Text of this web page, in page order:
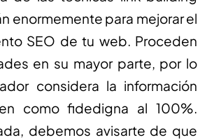
enormemente para mejorar el
SEO de tu web. Proceden
en su mayor parte, por lo
considera la información
como fidedigna al 100%.
debemos avisarte de que